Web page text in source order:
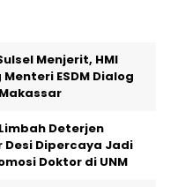
Menjerit, HMI
ESDM Dialog
Deterjen
Desi Dipercaya Jadi
Doktor di UNM